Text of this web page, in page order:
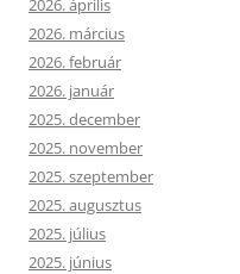
2026. április
2026. március
2026. február
2026. január
2025. december
2025. november
2025. szeptember
2025. augusztus
2025. július
2025. június